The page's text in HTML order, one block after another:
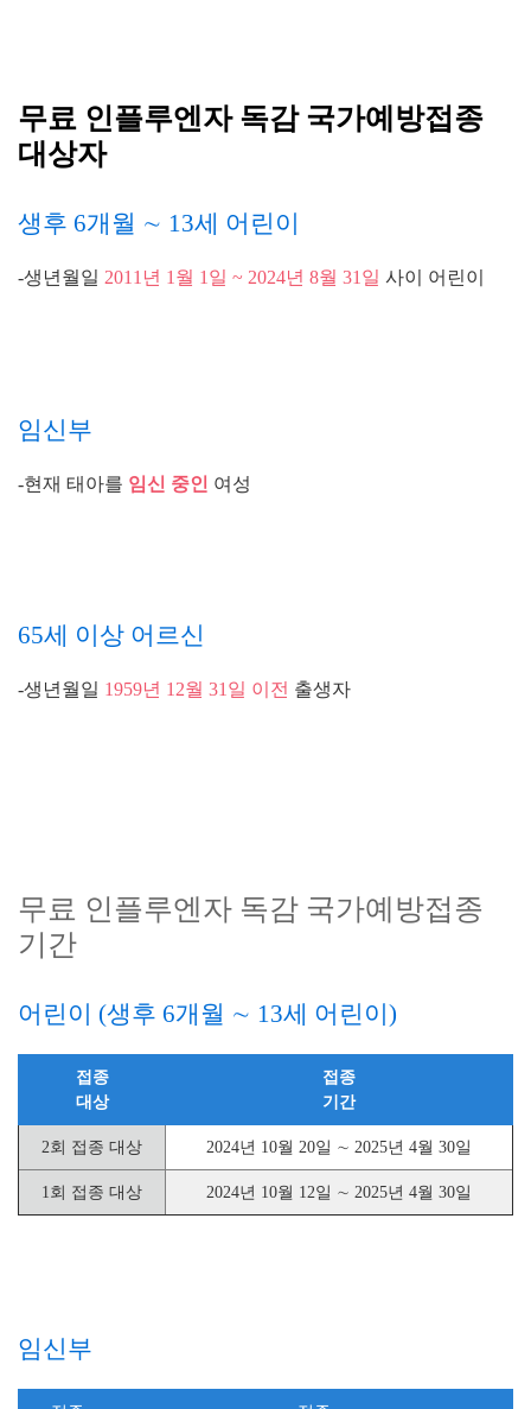
무료 인플루엔자 독감 국가예방접종
대상자
생후 6개월 ∼ 13세 어린이
-생년월일 2011년 1월 1일 ~ 2024년 8월 31일 사이 어린이
임신부
-현재 태아를 임신 중인 여성
65세 이상 어르신
-생년월일 1959년 12월 31일 이전 출생자
무료 인플루엔자 독감 국가예방접종
기간
어린이 (생후 6개월 ∼ 13세 어린이)
접종
대상
접종
기간
2회 접종 대상 2024년 10월 20일 ∼ 2025년 4월 30일
1회 접종 대상 2024년 10월 12일 ∼ 2025년 4월 30일
임신부